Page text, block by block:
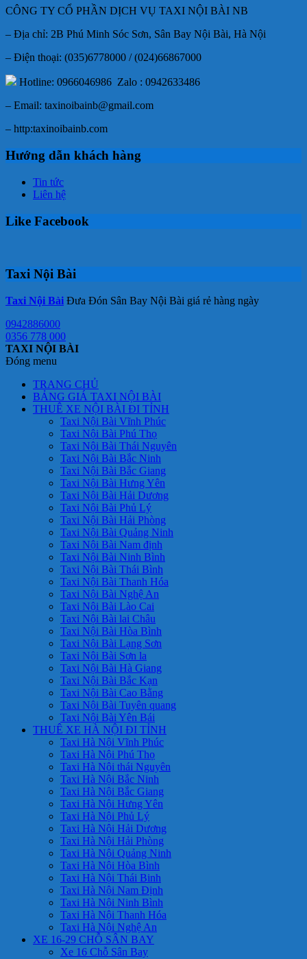
CÔNG TY CỔ PHẦN DỊCH VỤ TAXI NỘI BÀI NB
– Địa chỉ: 2B Phú Minh Sóc Sơn, Sân Bay Nội Bài, Hà Nội
– Điện thoại: (035)6778000 / (024)66867000
Hotline: 0966046986 Zalo : 0942633486
– Email: taxinoibainb@gmail.com
– http:taxinoibainb.com
Hướng dẫn khách hàng
Tin tức
Liên hệ
Like Facebook
Taxi Nội Bài
Taxi Nội Bài Đưa Đón Sân Bay Nội Bài giá rẻ hàng ngày
0942886000
0356 778 000
TAXI NỘI BÀI
Đóng menu
TRANG CHỦ
BẢNG GIÁ TAXI NỘI BÀI
THUÊ XE NỘI BÀI ĐI TỈNH
Taxi Nội Bài Vĩnh Phúc
Taxi Nội Bài Phú Thọ
Taxi Nội Bài Thái Nguyên
Taxi Nội Bài Bắc Ninh
Taxi Nội Bài Bắc Giang
Taxi Nội Bài Hưng Yên
Taxi Nội Bài Hải Dương
Taxi Nội Bài Phủ Lý
Taxi Nội Bài Hải Phòng
Taxi Nội Bài Quảng Ninh
Taxi Nội Bài Nam định
Taxi Nội Bài Ninh Bình
Taxi Nội Bài Thái Bình
Taxi Nội Bài Thanh Hóa
Taxi Nội Bài Nghệ An
Taxi Nội Bài Lào Cai
Taxi Nội Bài lai Châu
Taxi Nội Bài Hòa Bình
Taxi Nội Bài Lạng Sơn
Taxi Nội Bài Sơn la
Taxi Nội Bài Hà Giang
Taxi Nội Bài Bắc Kạn
Taxi Nội Bài Cao Bằng
Taxi Nội Bài Tuyên quang
Taxi Nội Bài Yên Bái
THUÊ XE HÀ NỘI ĐI TỈNH
Taxi Hà Nội Vĩnh Phúc
Taxi Hà Nội Phú Thọ
Taxi Hà Nội thái Nguyên
Taxi Hà Nội Bắc Ninh
Taxi Hà Nội Bắc Giang
Taxi Hà Nội Hưng Yên
Taxi Hà Nội Phủ Lý
Taxi Hà Nội Hải Dương
Taxi Hà Nội Hải Phòng
Taxi Hà Nội Quảng Ninh
Taxi Hà Nội Hòa Bình
Taxi Hà Nội Thái Binh
Taxi Hà Nội Nam Định
Taxi Hà Nội Ninh Bình
Taxi Hà Nội Thanh Hóa
Taxi Hà Nội Nghệ An
XE 16-29 CHỖ SÂN BAY
Xe 16 Chỗ Sân Bay